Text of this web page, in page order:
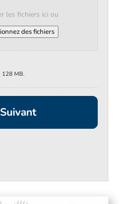
les fichiers ici ou
des fichiers
128 MB.